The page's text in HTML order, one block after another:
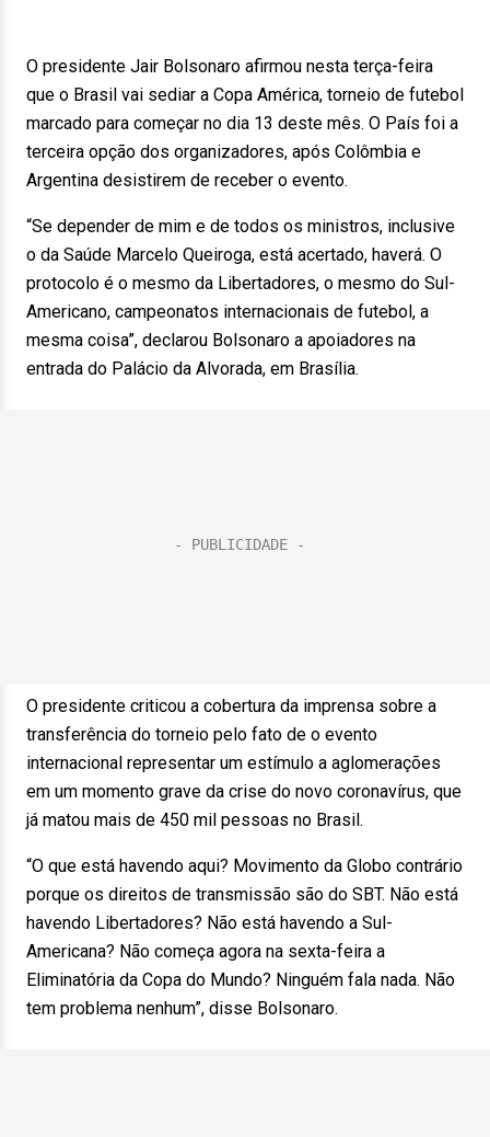
O presidente Jair Bolsonaro afirmou nesta terça-feira
que o Brasil vai sediar a Copa América, torneio de futebol
marcado para começar no dia 13 deste mês. O País foi a
terceira opção dos organizadores, após Colômbia e
Argentina desistirem de receber o evento.
“Se depender de mim e de todos os ministros, inclusive
o da Saúde Marcelo Queiroga, está acertado, haverá. O
protocolo é o mesmo da Libertadores, o mesmo do Sul-
Americano, campeonatos internacionais de futebol, a
mesma coisa”, declarou Bolsonaro a apoiadores na
entrada do Palácio da Alvorada, em Brasília.
O presidente criticou a cobertura da imprensa sobre a
transferência do torneio pelo fato de o evento
internacional representar um estímulo a aglomerações
em um momento grave da crise do novo coronavírus, que
já matou mais de 450 mil pessoas no Brasil.
“O que está havendo aqui? Movimento da Globo contrário
porque os direitos de transmissão são do SBT. Não está
havendo Libertadores? Não está havendo a Sul-
Americana? Não começa agora na sexta-feira a
Eliminatória da Copa do Mundo? Ninguém fala nada. Não
tem problema nenhum”, disse Bolsonaro.